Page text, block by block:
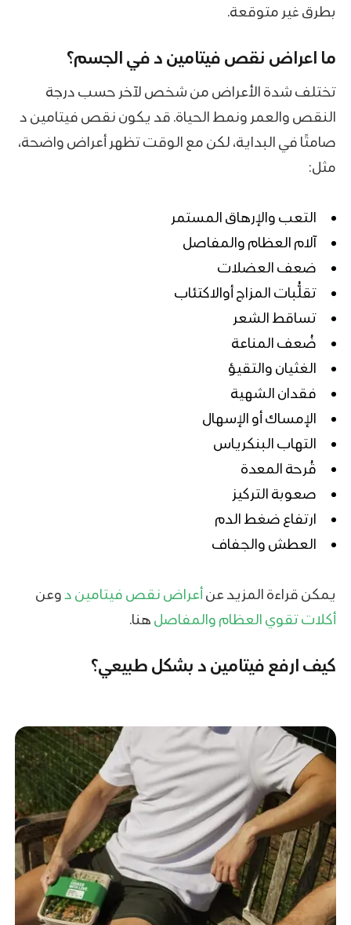
بطرق غير متوقعة.
ما اعراض نقص فيتامين د في الجسم؟
تختلف شدة الأعراض من شخص لآخر حسب درجة
النقص والعمر ونمط الحياة. قد يكون نقص فيتامين د
صامتًا في البداية، لكن مع الوقت تظهر أعراض واضحة،
مثل:
التعب والإرهاق المستمر
آلام العظام والمفاصل
ضعف العضلات
تقلُّبات المزاج أوالاكتئاب
تساقط الشعر
ضُعف المناعة
الغثيان والتقيؤ
فقدان الشهية
الإمساك أو الإسهال
التهاب البنكرياس
قُرحة المعدة
صعوبة التركيز
ارتفاع ضغط الدم
العطش والجفاف
يمكن قراءة المزيد عنأعراض نقص فيتامين دوعن
أكلات تقوي العظام والمفاصل هنا.
كيف ارفع فيتامين د بشكل طبيعي؟